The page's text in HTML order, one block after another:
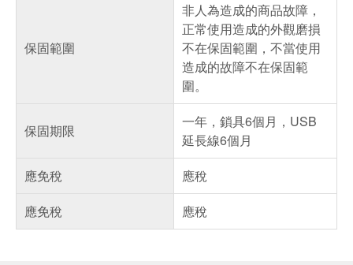
保固範圍
非人為造成的商品故障，
正常使用造成的外觀磨損
不在保固範圍，不當使用
造成的故障不在保固範
圍。
保固期限
一年，鎖具6個月，USB
延長線6個月
應免稅
應稅
應免稅
應稅